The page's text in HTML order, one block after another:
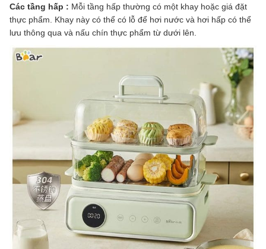
Các tầng hấp : Mỗi tầng hấp thường có một khay hoặc giá đặt
thực phẩm. Khay này có thể có lỗ để hơi nước và hơi hấp có thể
lưu thông qua và nấu chín thực phẩm từ dưới lên.